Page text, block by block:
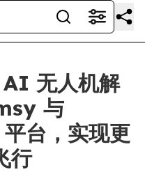
无人机解
与
台，实现更
行